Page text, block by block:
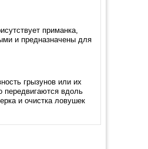
приманка,
и предназначены для
грызунов или их
передвигаются вдоль
и очистка ловушек